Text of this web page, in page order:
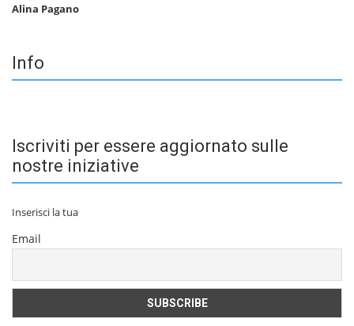
Alina Pagano
Info
Iscriviti per essere aggiornato sulle
nostre iniziative
Inserisci la tua
Email